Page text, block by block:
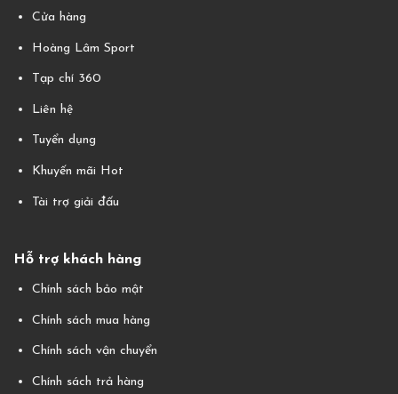
Cửa hàng
Hoàng Lâm Sport
Tạp chí 360
Liên hệ
Tuyển dụng
Khuyến mãi Hot
Tài trợ giải đấu
Hỗ trợ khách hàng
Chính sách bảo mật
Chính sách mua hàng
Chính sách vận chuyển
Chính sách trả hàng